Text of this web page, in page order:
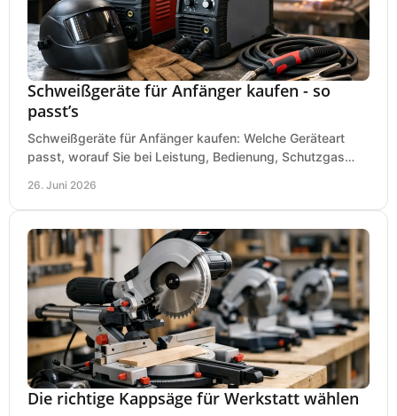
Schweißgeräte für Anfänger kaufen - so
passt’s
Schweißgeräte für Anfänger kaufen: Welche Geräteart
passt, worauf Sie bei Leistung, Bedienung, Schutzgas
26. Juni 2026
Die richtige Kappsäge für Werkstatt wählen